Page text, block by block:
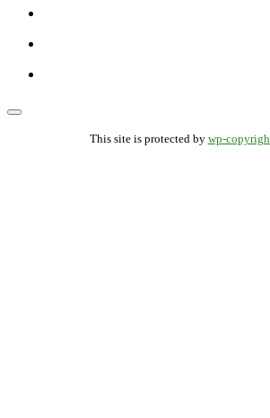
This site is protected by wp-